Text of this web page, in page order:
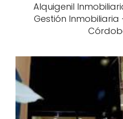
Alquigenil
Gestión Inmobiliaria